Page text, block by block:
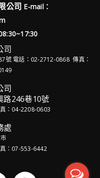
公司 E-mail：
司
號電話：02-2712-0868 傳真：
司
路246巷10號
：04-2208-0603
處
：07-553-6442